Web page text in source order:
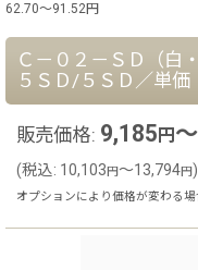
62.70〜91.52円
Ｃ－０２－ＳＤ（白
５ＳＤ/５ＳＤ／単
販売価格: 9,185 円
(税込: 10,103円～13,794円)
オプションにより価格が変わる場